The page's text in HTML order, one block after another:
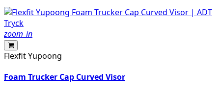
zoom_in
Flexfit Yupoong
Foam Trucker Cap Curved Visor